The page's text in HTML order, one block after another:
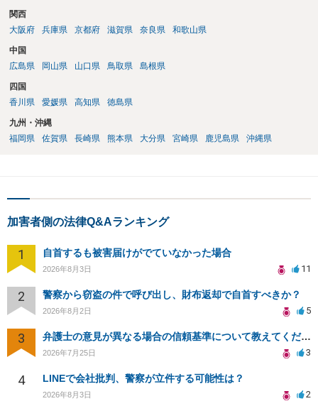
関西
大阪府
兵庫県 京都府 滋賀県 奈良県 和歌山県
中国
広島県
岡山県 山口県 鳥取県 島根県
四国
香川県
愛媛県 高知県 徳島県
九州・沖縄
福岡県
佐賀県 長崎県 熊本県 大分県 宮崎県 鹿児島県 沖縄県
加害者側の法律Q&Aランキング
1 自首するも被害届けがでていなかった場合
2026年8月3日 11
2 警察から窃盗の件で呼び出し、財布返却で自首すべきか？
2026年8月2日 5
3 弁護士の意見が異なる場合の信頼基準について教えてください
2026年7月25日 3
4 LINEで会社批判、警察が立件する可能性は？
2026年8月3日 2